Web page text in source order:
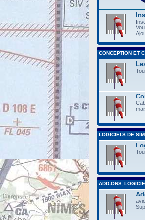
CONCEPTION ET
LOGICIELS DE
ADD-ONS,